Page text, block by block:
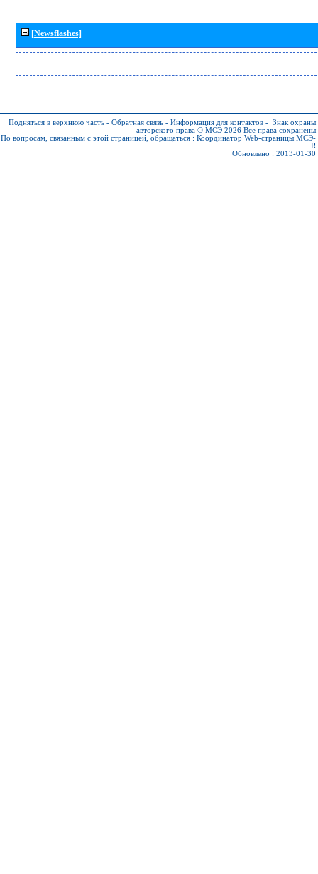
[Newsflashes]
Подняться в верхнюю часть - Обратная связь - Информация для контактов - Знак охраны
авторского права © МСЭ 2026 Все права сохранены
По вопросам, связанным с этой страницей, обращаться : Координатор Web-страницы МСЭ-
R
Обновлено : 2013-01-30